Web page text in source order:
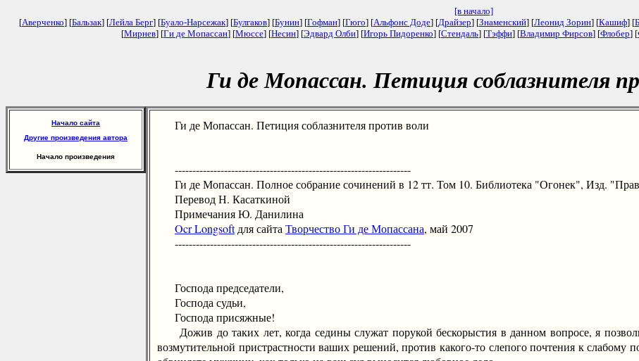
[в начало]
[Аверченко] [Бальзак] [Лейла Берг] [Буало-Нарсежак] [Булгаков] [Бунин] [Гофман] [Гюго] [Альфонс Доде] [Драйзер] [Знаменский] [Леонид Зорин] [Кашиф] [
[Мирнев] [Ги де Мопассан] [Мюссе] [Несин] [Эдвард Олби] [Игорь Пидоренко] [Стендаль] [Тэффи] [Владимир Фирсов] [Флобер] [
Ги де Мопассан. Петиция соблазнителя
Начало сайта
Другие произведения автора
Начало произведения
Ги де Мопассан. Петиция соблазнителя против воли
-------------------------------------------------------------------
Ги де Мопассан. Полное собрание сочинений в 12 тт. Том 10. Библиотека "Огонек", Изд.
Перевод Н. Касаткиной
Примечания Ю. Данилина
Ocr Longsoftдля сайта Творчество Ги де Мопассана, май 2007
-------------------------------------------------------------------
Господа председатели,
Господа судьи,
Господа присяжные!
Дожив до таких лет, когда седины служат порукой бескорыстия в данном вопросе, я
возмутительной пристрастности ваших решений, против какого-то слепого почтения к